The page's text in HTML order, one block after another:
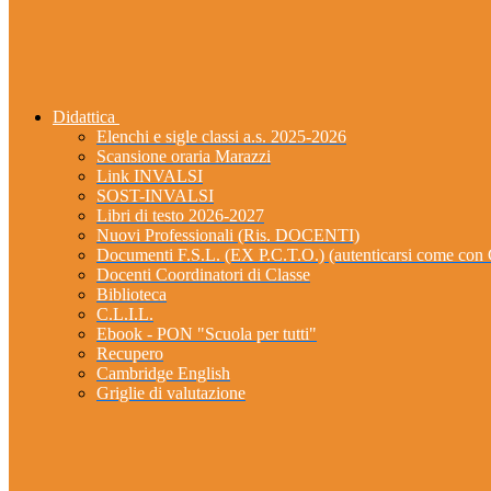
Didattica
Elenchi e sigle classi a.s. 2025-2026
Scansione oraria Marazzi
Link INVALSI
SOST-INVALSI
Libri di testo 2026-2027
Nuovi Professionali (Ris. DOCENTI)
Documenti F.S.L. (EX P.C.T.O.) (autenticarsi come
Docenti Coordinatori di Classe
Biblioteca
C.L.I.L.
Ebook - PON "Scuola per tutti"
Recupero
Cambridge English
Griglie di valutazione